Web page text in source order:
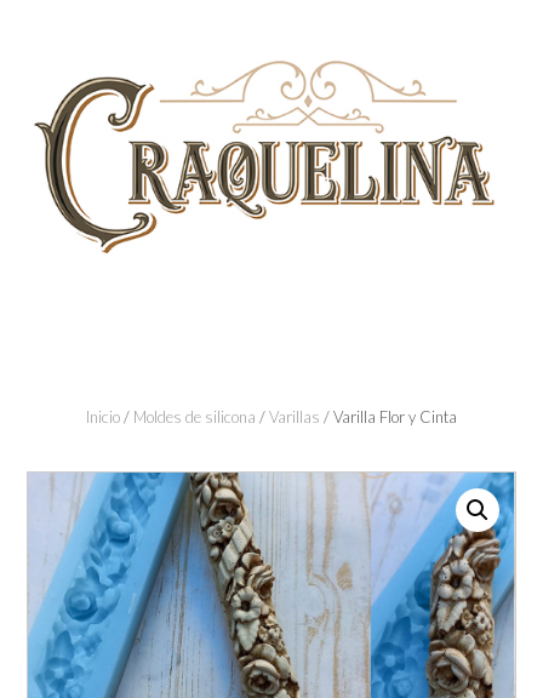
Inicio/ Moldes de silicona /Varillas / Varilla Flor y Cinta